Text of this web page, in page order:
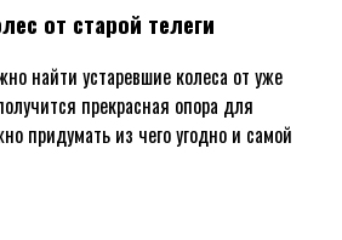
от старой телеги
найти устаревшие колеса от уже
прекрасная опора для
придумать из чего угодно и самой